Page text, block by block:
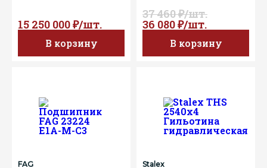
15 250 000 ₽/шт.
В корзину
37 460 ₽/шт.
36 080 ₽/шт.
В корзину
FAG
Stalex